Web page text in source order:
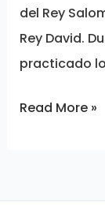
del Rey
Rey David.
practicado
Read More »